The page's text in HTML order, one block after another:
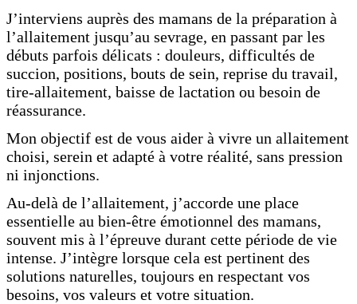
J’interviens auprès des mamans de la préparation à
l’allaitement jusqu’au sevrage, en passant par les
débuts parfois délicats : douleurs, difficultés de
succion, positions, bouts de sein, reprise du travail,
tire-allaitement, baisse de lactation ou besoin de
réassurance.
Mon objectif est de vous aider à vivre un allaitement
choisi, serein et adapté à votre réalité, sans pression
ni injonctions.
Au-delà de l’allaitement, j’accorde une place
essentielle au bien-être émotionnel des mamans,
souvent mis à l’épreuve durant cette période de vie
intense. J’intègre lorsque cela est pertinent des
solutions naturelles, toujours en respectant vos
besoins, vos valeurs et votre situation.